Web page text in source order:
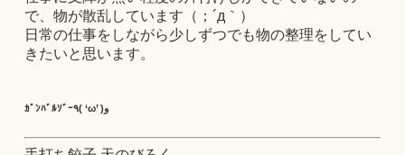
で、物が散乱しています（；´д｀）
日常の仕事をしながら少しずつでも物の整理をしてい
きたいと思います。
ｶﾞﾝﾊﾞﾙｿﾞｰ٩( ‘ω’ )و